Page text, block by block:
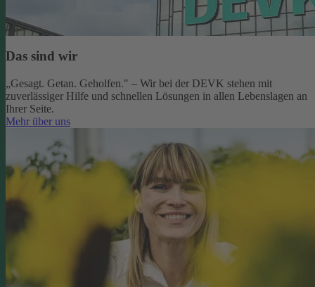
Das sind wir
„Gesagt. Getan. Geholfen." – Wir bei der DEVK stehen mit
zuverlässiger Hilfe und schnellen Lösungen in allen Lebenslagen an
Ihrer Seite.
Mehr über uns